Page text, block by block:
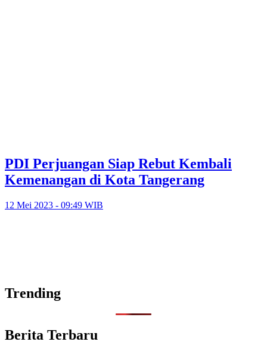
PDI Perjuangan Siap Rebut Kembali
Kemenangan di Kota Tangerang
12 Mei 2023 - 09:49 WIB
Trending
Berita Terbaru